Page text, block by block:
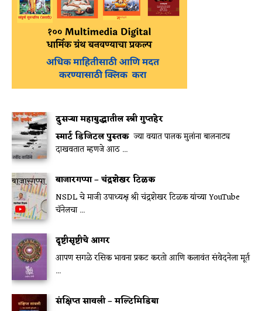
दुसऱ्या महायुद्धातील स्त्री गुप्तहेर
स्मार्ट डिजिटल पुस्तक ज्या वयात पालक मुलांना बालनाट्य
दाखवतात म्हणजे आठ ...
बाजारगप्पा – चंद्रशेखर टिळक
NSDL चे माजी उपाध्यक्ष श्री चंद्रशेखर टिळक यांच्या YouTube
चॅनेलचा ...
दृष्टीसृष्टीचे आगर
आपण सगळे रसिक भावना प्रकट करतो आणि कलावंत संवेदनेला मूर्त
...
संक्षिप्त सावली – मल्टिमिडिया